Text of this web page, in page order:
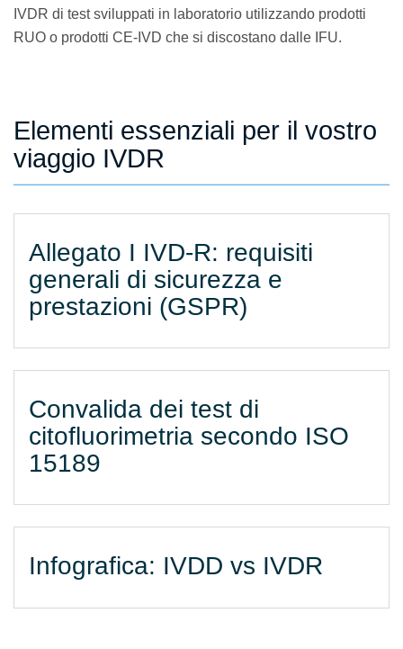
IVDR di test sviluppati in laboratorio utilizzando prodotti
RUO o prodotti CE-IVD che si discostano dalle IFU.
Elementi essenziali per il vostro
viaggio IVDR
Allegato I IVD-R: requisiti
generali di sicurezza e
prestazioni (GSPR)
Convalida dei test di
citofluorimetria secondo ISO
15189
Infografica: IVDD vs IVDR